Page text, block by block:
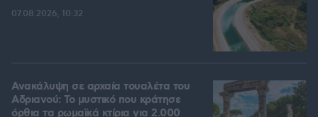
07.08.2026, 10:32
Ανακάλυψη σε αρχαία τουαλέτα του
Αδριανού: Το μυστικό που κράτησε
όρθια τα ρωμαϊκά κτίρια για 2.000